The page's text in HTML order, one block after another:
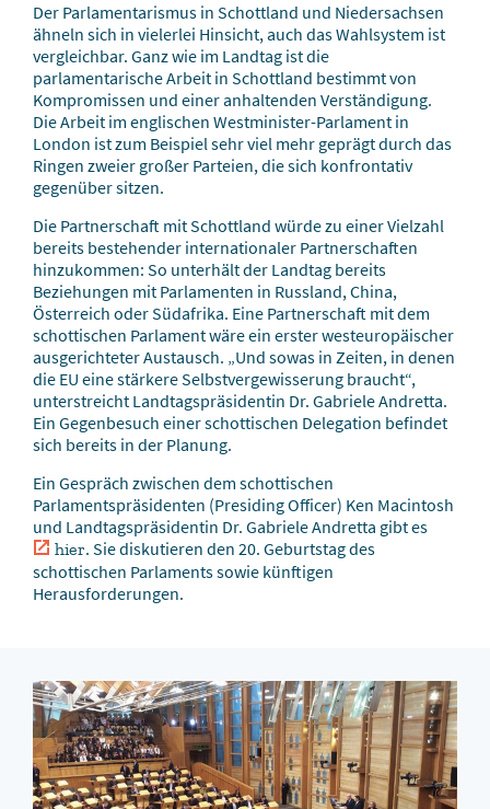
Der Parlamentarismus in Schottland und Niedersachsen
ähneln sich in vielerlei Hinsicht, auch das Wahlsystem ist
vergleichbar. Ganz wie im Landtag ist die
parlamentarische Arbeit in Schottland bestimmt von
Kompromissen und einer anhaltenden Verständigung.
Die Arbeit im englischen Westminister-Parlament in
London ist zum Beispiel sehr viel mehr geprägt durch das
Ringen zweier großer Parteien, die sich konfrontativ
gegenüber sitzen.
Die Partnerschaft mit Schottland würde zu einer Vielzahl
bereits bestehender internationaler Partnerschaften
hinzukommen: So unterhält der Landtag bereits
Beziehungen mit Parlamenten in Russland, China,
Österreich oder Südafrika. Eine Partnerschaft mit dem
schottischen Parlament wäre ein erster westeuropäischer
ausgerichteter Austausch. „Und sowas in Zeiten, in denen
die EU eine stärkere Selbstvergewisserung braucht“,
unterstreicht Landtagspräsidentin Dr. Gabriele Andretta.
Ein Gegenbesuch einer schottischen Delegation befindet
sich bereits in der Planung.
Ein Gespräch zwischen dem schottischen
Parlamentspräsidenten (Presiding Officer) Ken Macintosh
und Landtagspräsidentin Dr. Gabriele Andretta gibt es
hier. Sie diskutieren den 20. Geburtstag des
schottischen Parlaments sowie künftigen
Herausforderungen.